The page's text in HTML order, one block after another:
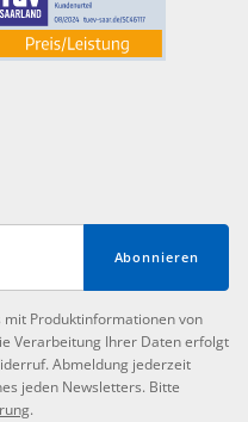
Abonnieren
mit Produktinformationen von
Verarbeitung Ihrer Daten erfolgt
Abmeldung jederzeit
jeden Newsletters. Bitte
.